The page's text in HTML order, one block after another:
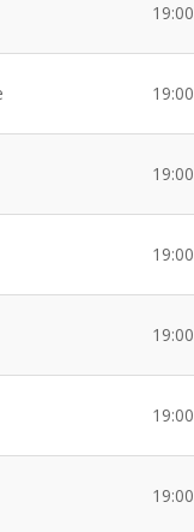
19:00
19:00
19:00
19:00
19:00
19:00
19:00